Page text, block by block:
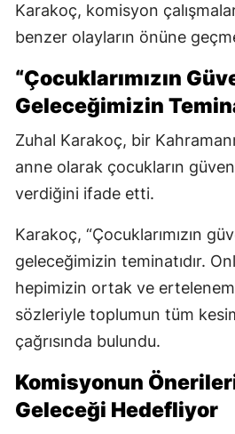
Karakoç, komisyon
benzer olayların önüne
“Çocuklarımızın
Geleceğimizin
Zuhal Karakoç, bir
anne olarak çocukların
verdiğini ifade etti.
Karakoç, “Çocuklarımızın
geleceğimizin teminatıdır.
hepimizin ortak ve
sözleriyle toplumun tüm
çağrısında bulundu.
Komisyonun
Geleceği Hedefliyor